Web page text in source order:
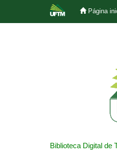
Página
Biblioteca Digital de